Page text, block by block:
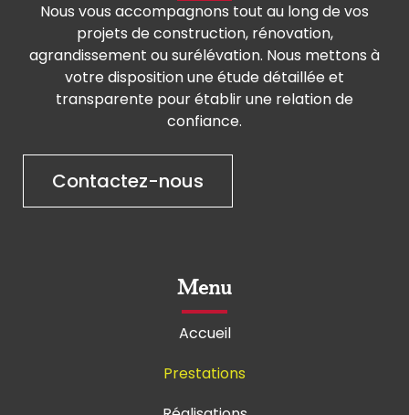
Nous vous accompagnons tout au long de vos
projets de construction, rénovation,
agrandissement ou surélévation. Nous mettons à
votre disposition une étude détaillée et
transparente pour établir une relation de
confiance.
Contactez-nous
Menu
Accueil
Prestations